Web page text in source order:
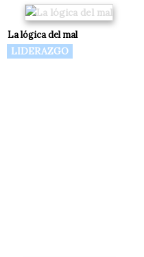
La lógica del mal
LIDERAZGO